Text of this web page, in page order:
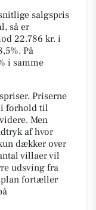
salgspris
så er
22.786 kr. i
På
i samme
Priserne
i forhold til
Men
af hvor
dækker over
villaer vil
udsving fra
fortæller